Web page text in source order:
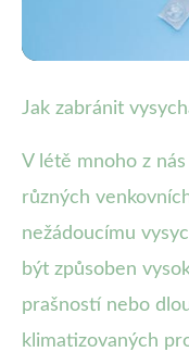
čočkami
30. 8. 2025· 4 min
Jak zabránit
V létě mnoho z
různých
nežádoucímu
být způsoben
prašností nebo
klimatizovaných